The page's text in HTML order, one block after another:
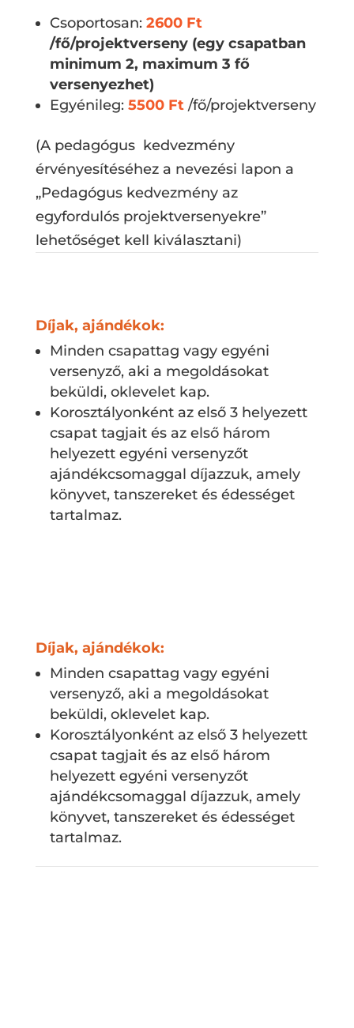
Csoportosan: 2600 Ft
/fő/projektverseny (egy csapatban
minimum 2, maximum 3 fő
versenyezhet)
Egyénileg: 5500 Ft/fő/projektverseny
(A pedagógus kedvezmény
érvényesítéséhez a nevezési lapon a
„Pedagógus kedvezmény az
egyfordulós projektversenyekre”
lehetőséget kell kiválasztani)
Díjak, ajándékok:
Minden csapattag vagy egyéni
versenyző, aki a megoldásokat
beküldi, oklevelet kap.
Korosztályonként az első 3 helyezett
csapat tagjait és az első három
helyezett egyéni versenyzőt
ajándékcsomaggal díjazzuk, amely
könyvet, tanszereket és édességet
tartalmaz.
Díjak, ajándékok:
Minden csapattag vagy egyéni
versenyző, aki a megoldásokat
beküldi, oklevelet kap.
Korosztályonként az első 3 helyezett
csapat tagjait és az első három
helyezett egyéni versenyzőt
ajándékcsomaggal díjazzuk, amely
könyvet, tanszereket és édességet
tartalmaz.